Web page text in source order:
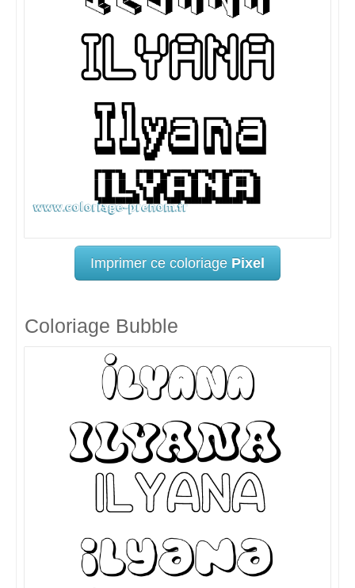
Imprimer ce coloriage Pixel
Coloriage Bubble